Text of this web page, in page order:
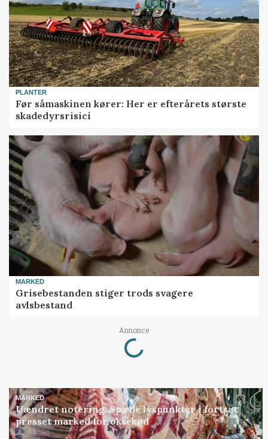
PLANTER
Før såmaskinen kører: Her er efterårets største
skadedyrsrisici
MARKED
Grisebestanden stiger trods svagere
avlsbestand
Annonce
Loading...
MARKED
Uændret notering: Spæde lyspunkter i fortsat
presset marked for oksekød